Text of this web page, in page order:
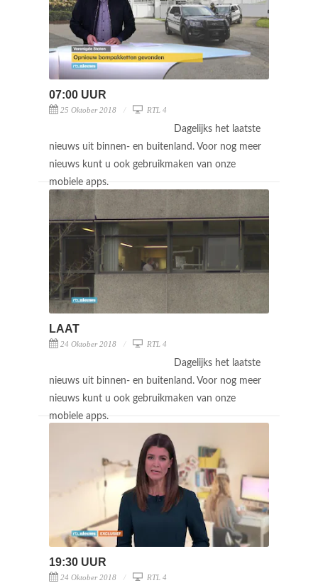
07:00 UUR
25 Oktober 2018 RTL 4
Dagelijks het laatste
nieuws uit binnen- en buitenland. Voor nog meer
nieuws kunt u ook gebruikmaken van onze
mobiele apps.
LAAT
24 Oktober 2018 RTL 4
Dagelijks het laatste
nieuws uit binnen- en buitenland. Voor nog meer
nieuws kunt u ook gebruikmaken van onze
mobiele apps.
19:30 UUR
24 Oktober 2018 RTL 4